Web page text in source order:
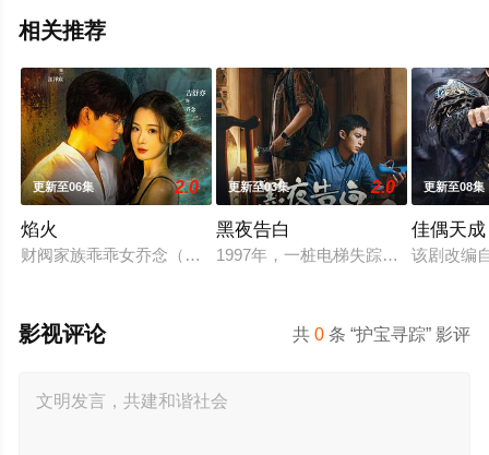
相关推荐
更新至06集 2.0
焰火
财阀家族乖乖女乔念（吉舒亦 饰）坠楼后身体被夺走，她附身
更新至03集 2.0
黑夜告白
1997年，一桩电梯失踪案，将刑警
更新至08集
佳偶天成
该剧改编
共0 条 “护宝寻踪” 影评
影视评论